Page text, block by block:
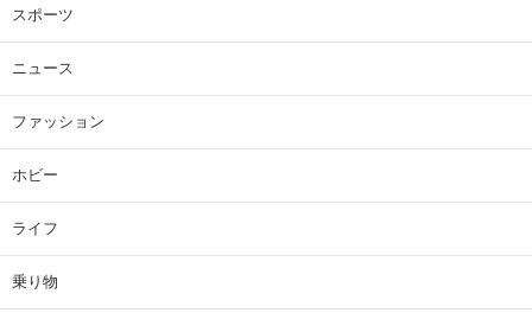
スポーツ
ニュース
ファッション
ホビー
ライフ
乗り物